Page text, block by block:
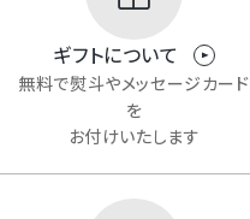
ギフトについて
無料で熨斗やメッセージカード
を
お付けいたします